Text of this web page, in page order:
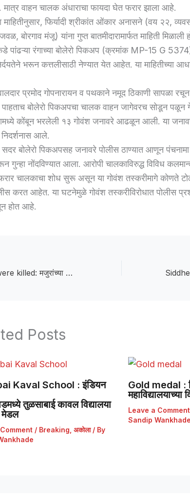
वाहन चालक अंधाराचा फायदा घेत फरार झाला आहे.
माहितीनुसार, फिर्यादी श्रीकांत ओंकार अनासने (वय २२,
बोरगाव मंजू) यांना गुप्त बातमीदारामार्फत माहिती
पांढऱ्या रंगाच्या बोलेरो पिकअप (क्रमांक MP-15 G
भरून कत्तलीसाठी नेण्यात येत आहेत. या माहितीच्या
प्रमोद गोपनारायन व पथकाने नमूद ठिकाणी सापळा
पाहताच बोलेरो पिकअपचा चालक वाहन जागेवरच सोडून पळून
कोंबून भरलेली १३ गोवंश जनावरे आढळून आली. या
आले.
सदर बोलेरो पिकअपसह जनावरे पोलीस ठाण्यात आणून पंचनामा
गुन्हा नोंदविण्यात आला. आरोपी चालकाविरुद्ध विविध
चालकाचा शोध सुरू असून या गोवंश तस्करीमागे कोणते
करत आहेत. या घटनेमुळे गोवंश तस्करीविरोधात पोलीस
होत आहे.
two women were killed: मजुरांच्या ऑटोला भरधाव कारची धडक, दोन महिला ठार, आठ गंभीर जखमी
Posts
Kaval School : इंडियन
तुळसाबाई कावल विद्यालया
मेडल
/ Breaking अकोला/ By
Gold medal :
महाविद्यालयाच्या
Leave a Comment
Sandip Wankhade